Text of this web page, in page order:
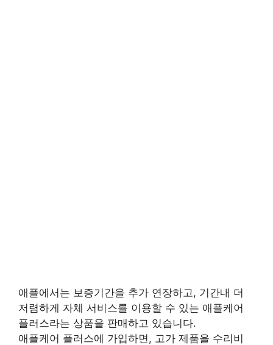
애플에서는 보증기간을 추가 연장하고, 기간내 더
저렴하게 자체 서비스를 이용할 수 있는 애플케어
플러스라는 상품을 판매하고 있습니다.
애플케어 플러스에 가입하면, 고가 제품을 수리비